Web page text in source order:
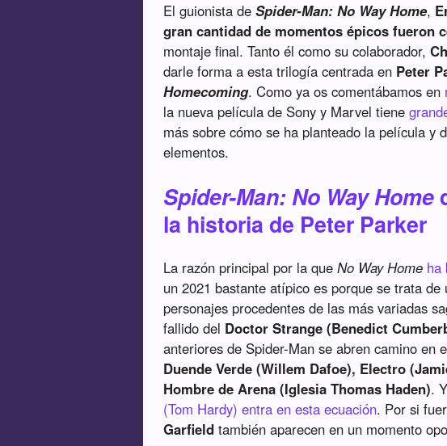
El guionista deSpider-Man: No Way Home,
gran cantidad de momentos épicos fueron
montaje final. Tanto él como su colaborador,
darle forma a esta trilogía centrada en Peter
Homecoming. Como ya os comentábamos en
la nueva película de Sony y Marvel tiene
más sobre cómo se ha planteado la película y
elementos.
Spider-Man: No Way Home
la historia de Peter Parker
La razón principal por la queNo Way Home ha
un 2021 bastante atípico es porque se trata
personajes procedentes de las más variadas
fallido del Doctor Strange (Benedict
anteriores de Spider-Man se abren camino en
Duende Verde (Willem Dafoe), Electro
Hombre de Arena (Iglesia Thomas Haden).
(Tom Hardy) entra en esta ecuación. Por si
Garfield también aparecen en un momento